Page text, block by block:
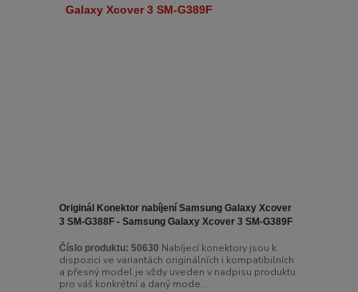
Originál Konektor nabíjení Samsung Galaxy Xcover
3 SM-G388F - Samsung Galaxy Xcover 3 SM-G389F
Číslo produktu: 50630 Nabíjecí konektory jsou k
dispozici ve variantách originálních i kompatibilních
a přesný model je vždy uveden v nadpisu produktu
pro váš konkrétní a daný mode...